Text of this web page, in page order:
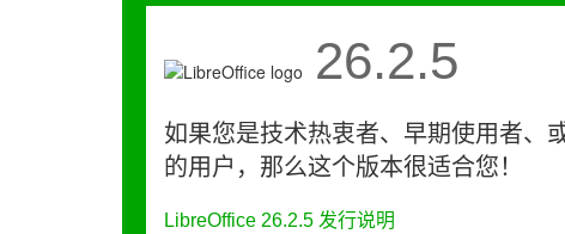
26.2.5
如果您是技术热衷者、早期使用者、
的用户，那么这个版本很适合您！
LibreOffice 26.2.5 发行说明